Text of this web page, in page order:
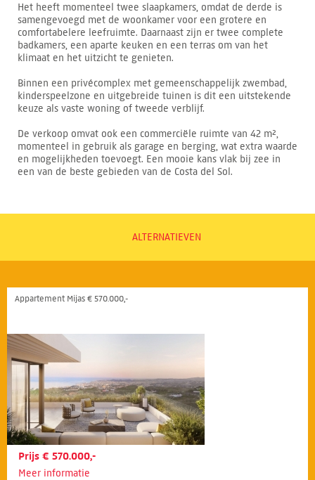
Het heeft momenteel twee slaapkamers, omdat de derde is
samengevoegd met de woonkamer voor een grotere en
comfortabelere leefruimte. Daarnaast zijn er twee complete
badkamers, een aparte keuken en een terras om van het
klimaat en het uitzicht te genieten.
Binnen een privécomplex met gemeenschappelijk zwembad,
kinderspeelzone en uitgebreide tuinen is dit een uitstekende
keuze als vaste woning of tweede verblijf.
De verkoop omvat ook een commerciële ruimte van 42 m²,
momenteel in gebruik als garage en berging, wat extra waarde
en mogelijkheden toevoegt. Een mooie kans vlak bij zee in
een van de beste gebieden van de Costa del Sol.
ALTERNATIEVEN
Appartement Mijas € 570.000,-
Prijs € 570.000,-
Meer informatie